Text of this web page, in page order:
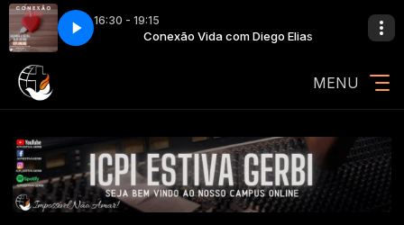
16:30 - 19:15
Elias Conexão Vida com Diego Elias
Avion Blackman] - CópiaChristafari Oceans (Where Feet May
MENU